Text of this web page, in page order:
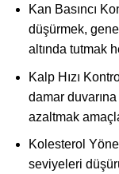
Kan Basıncı
düşürmek,
altında tutmak
Kalp Hızı
damar
azaltmak
Kolesterol
seviyeleri